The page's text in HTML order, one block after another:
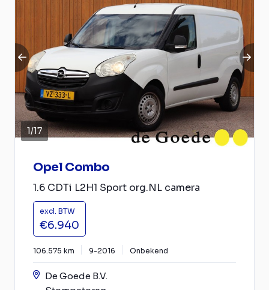
1/17
Opel Combo
1.6 CDTi L2H1 Sport org.NL camera
excl. BTW
€6.940
106.575 km 9-2016 Onbekend
De Goede B.V.